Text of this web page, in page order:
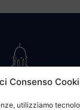
Consenso
utilizziamo